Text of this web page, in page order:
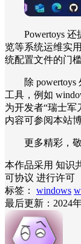
Powertoys
览等系统运维实
统配置文件的门
除
工具，例如
为开发者“瑞士军
内容可参阅本站
更多精彩，
本作品采用 知识
可协议 进行许可
标签：
windows
最后更新：2024